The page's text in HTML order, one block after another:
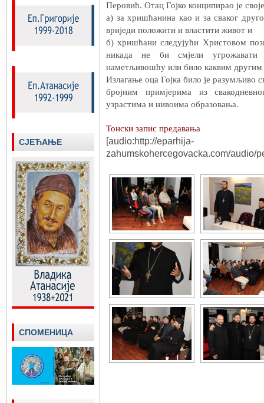
Перовић. Отац Гојко конципирао је
а) за хришћанина као и за сваког
вриједи положити и властити живот и
б) хришћани следујући Христовом
никада не би смјели угрожавати
наметљивошћу или било каквим другим
Излагање оца Гојка било је разумљиво
бројним примјерима из
узрастима и нивоима образовања.
Тонски запис предавања
[audio:http://eparhija-
zahumskohercegovacka.com/audio/
СЈЕЋАЊЕ
СПОМЕНИЦА